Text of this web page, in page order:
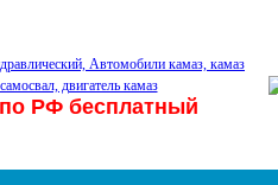
РФ бесплатный